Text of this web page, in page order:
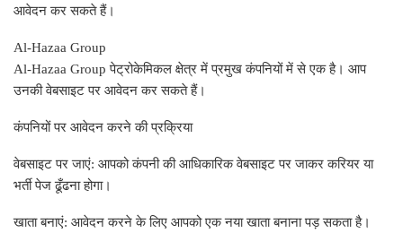
आवेदन कर सकते हैं।
Al-Hazaa Group
Al-Hazaa Group पेट्रोकेमिकल क्षेत्र में प्रमुख कंपनियों में से एक है। आप
उनकी वेबसाइट पर आवेदन कर सकते हैं।
कंपनियों पर आवेदन करने की प्रक्रिया
वेबसाइट पर जाएं: आपको कंपनी की आधिकारिक वेबसाइट पर जाकर करियर या
भर्ती पेज ढूँढना होगा।
खाता बनाएं: आवेदन करने के लिए आपको एक नया खाता बनाना पड़ सकता है।